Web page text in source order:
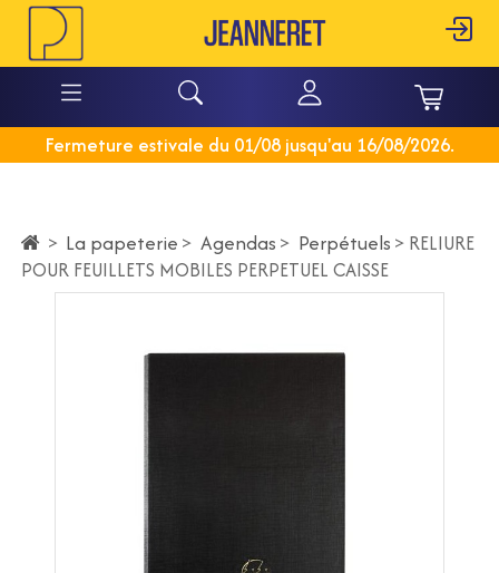
Fermeture estivale du 01/08 jusqu'au 16/08/2026.
> La papeterie > Agendas > Perpétuels > RELIURE
POUR FEUILLETS MOBILES PERPETUEL CAISSE